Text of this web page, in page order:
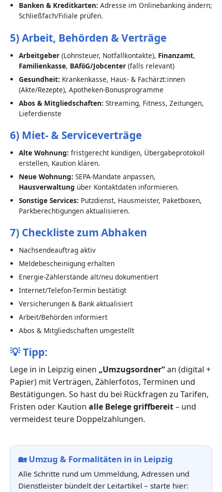
Banken & Kreditkarten: Adresse im Onlinebanking ändern;
Schließfach/Filiale prüfen.
5) Arbeit, Behörden & Verträge
Arbeitgeber(Lohnsteuer, Notfallkontakte), Finanzamt,
Familienkasse, BAföG/Jobcenter(falls relevant)
Gesundheit: Krankenkasse, Haus- & Fachärzt:innen
(Akte/Rezepte), Apotheken-Bonusprogramme
Abos & Mitgliedschaften: Streaming, Fitness, Zeitungen,
Lieferdienste
6) Miet- & Serviceverträge
Alte Wohnung: fristgerecht kündigen, Übergabeprotokoll
erstellen, Kaution klären.
Neue Wohnung: SEPA-Mandate anpassen,
Hausverwaltung über Kontaktdaten informieren.
Sonstige Services: Putzdienst, Hausmeister, Paketboxen,
Parkberechtigungen aktualisieren.
7) Checkliste zum Abhaken
Nachsendeauftrag aktiv
Meldebescheinigung erhalten
Energie-Zählerstände alt/neu dokumentiert
Internet/Telefon-Termin bestätigt
Versicherungen & Bank aktualisiert
Arbeit/Behörden informiert
Abos & Mitgliedschaften umgestellt
💡Tipp:
Lege in in Leipzig einen „Umzugsordner“an (digital +
Papier) mit Verträgen, Zählerfotos, Terminen und
Bestätigungen. So hast du bei Rückfragen zu Tarifen,
Fristen oder Kaution alle Belege griffbereit– und
vermeidest teure Doppelzahlungen.
🏡Umzug & Formalitäten in in Leipzig
Alle Schritte rund um Ummeldung, Adressen und
Dienstleister bündelt der Leitartikel – starte hier: